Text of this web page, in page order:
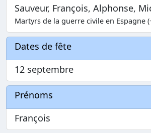
Sauveur, François, Alphonse,
Martyrs de la guerre civile en Espagne
Dates de fête
12 septembre
Prénoms
François